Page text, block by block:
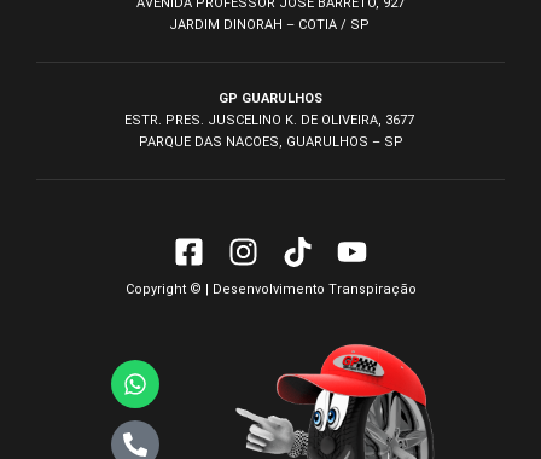
AVENIDA PROFESSOR JOSÉ BARRETO, 927
JARDIM DINORAH – COTIA / SP
GP GUARULHOS
ESTR. PRES. JUSCELINO K. DE OLIVEIRA, 3677
PARQUE DAS NACOES, GUARULHOS – SP
Copyright © | Desenvolvimento Transpiração